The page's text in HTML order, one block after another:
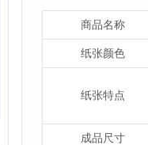
商品名称
纸张颜色
纸张特点
成品尺寸